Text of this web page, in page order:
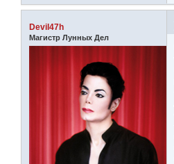
Devil47h
Магистр Лунных Дел